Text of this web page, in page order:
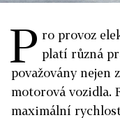
P ro provoz
platí různá
považovány nejen
motorová vozidla.
maximální